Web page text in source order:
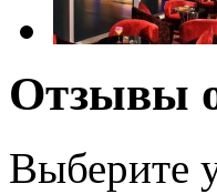
Отзывы
Выберите